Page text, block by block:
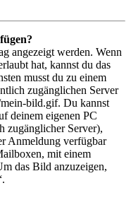
angezeigt werden. Wenn
hat, kannst du das
musst du zu einem
zugänglichen Server
bild.gif. Du kannst
deinem eigenen PC
zugänglicher Server),
Anmeldung verfügbar
mit einem
das Bild anzuzeigen,